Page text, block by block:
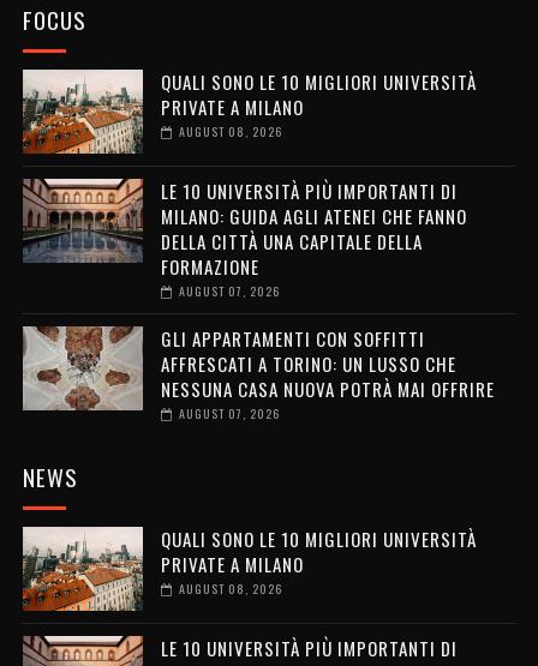
FOCUS
QUALI SONO LE 10 MIGLIORI UNIVERSITÀ
PRIVATE A MILANO
AUGUST 08, 2026
LE 10 UNIVERSITÀ PIÙ IMPORTANTI DI
MILANO: GUIDA AGLI ATENEI CHE FANNO
DELLA CITTÀ UNA CAPITALE DELLA
FORMAZIONE
AUGUST 07, 2026
GLI APPARTAMENTI CON SOFFITTI
AFFRESCATI A TORINO: UN LUSSO CHE
NESSUNA CASA NUOVA POTRÀ MAI OFFRIRE
AUGUST 07, 2026
NEWS
QUALI SONO LE 10 MIGLIORI UNIVERSITÀ
PRIVATE A MILANO
AUGUST 08, 2026
LE 10 UNIVERSITÀ PIÙ IMPORTANTI DI